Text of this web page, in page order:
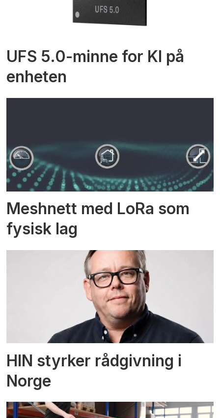
UFS 5.0-minne for KI på
enheten
Meshnett med LoRa som
fysisk lag
HIN styrker rådgivning i
Norge